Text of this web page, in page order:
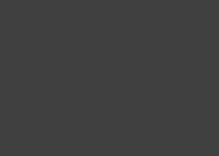
la navegación.